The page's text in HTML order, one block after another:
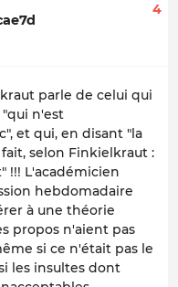
4
parle de celui qui
n'est
et qui, en disant "la
selon Finkielkraut :
!!! L'académicien
hebdomadaire
à une théorie
propos n'aient pas
si ce n'était pas le
les insultes dont